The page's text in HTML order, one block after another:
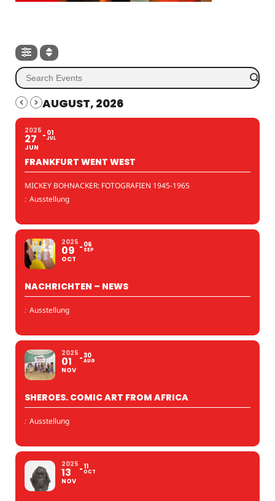
AUGUST, 2026
2025
27
JUN
01
JUL
FRANKFURT WENT WEST
MICKEY BOHNACKER: FOTOGRAFIEN 1945-1965
: Ausstellung
2025
09
OCT
06
SEP
NACHRICHTEN – NEWS
: Ausstellung
2025
01
NOV
30
AUG
SHEROES. COMIC ART FROM AFRICA
: Ausstellung
2025
13
NOV
11
OCT